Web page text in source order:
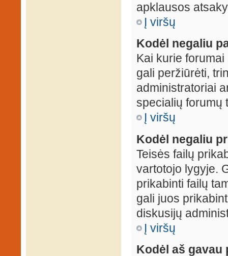
apklausos
Į viršų
Kodėl negaliu
Kai kurie
gali peržiūrėti,
administratoriai
specialių forumų
Į viršų
Kodėl negaliu
Teisės failų
vartotojo lygyje.
prikabinti failų
gali juos
diskusijų
Į viršų
Kodėl aš gavau